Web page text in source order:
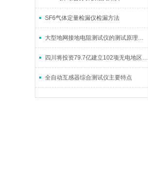
SF6气体定量检漏仪检漏方法
大型地网接地电阻测试仪的测试原理和使用注意事项
四川将投资79.7亿建立102项无电地区电建项目
全自动互感器综合测试仪主要特点